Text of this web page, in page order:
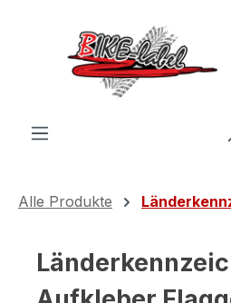
Zum Hauptinhalt springen
Alle Produkte